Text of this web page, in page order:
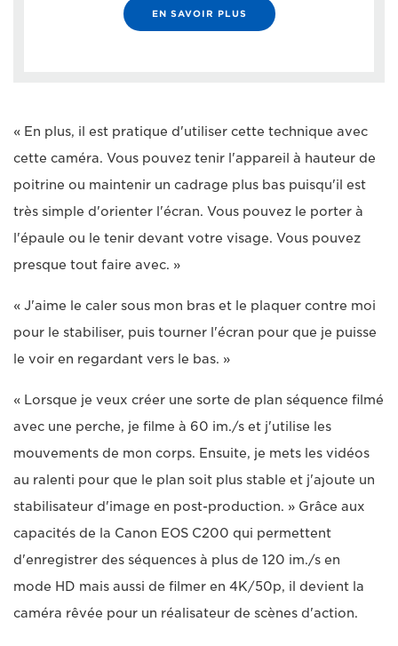
EN SAVOIR PLUS
« En plus, il est pratique d'utiliser cette technique avec
cette caméra. Vous pouvez tenir l'appareil à hauteur de
poitrine ou maintenir un cadrage plus bas puisqu'il est
très simple d'orienter l'écran. Vous pouvez le porter à
l'épaule ou le tenir devant votre visage. Vous pouvez
presque tout faire avec. »
« J'aime le caler sous mon bras et le plaquer contre moi
pour le stabiliser, puis tourner l'écran pour que je puisse
le voir en regardant vers le bas. »
« Lorsque je veux créer une sorte de plan séquence filmé
avec une perche, je filme à 60 im./s et j'utilise les
mouvements de mon corps. Ensuite, je mets les vidéos
au ralenti pour que le plan soit plus stable et j'ajoute un
stabilisateur d'image en post-production. » Grâce aux
capacités de la Canon EOS C200 qui permettent
d'enregistrer des séquences à plus de 120 im./s en
mode HD mais aussi de filmer en 4K/50p, il devient la
caméra rêvée pour un réalisateur de scènes d'action.